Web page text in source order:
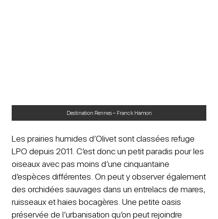
Destination Rennes – Franck Hamon
Les prairies humides d’Olivet sont classées refuge
LPO depuis 2011. C’est donc un petit paradis pour les
oiseaux avec pas moins d’une cinquantaine
d’espèces différentes. On peut y observer également
des orchidées sauvages dans un entrelacs de mares,
ruisseaux et haies bocagères. Une petite oasis
préservée de l’urbanisation qu’on peut rejoindre